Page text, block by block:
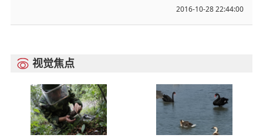
2016-10-28 22:44:00
 视觉焦点